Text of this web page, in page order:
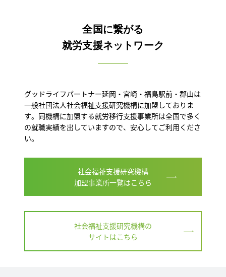
全国に繋がる
就労支援ネットワーク
グッドライフパートナー延岡・宮崎・福島駅前・郡山は
一般社団法人社会福祉支援研究機構に加盟しておりま
す。同機構に加盟する就労移行支援事業所は全国で多く
の就職実績を出していますので、安心してご利用くださ
い。
社会福祉支援研究機構
加盟事業所一覧はこちら
社会福祉支援研究機構の
サイトはこちら